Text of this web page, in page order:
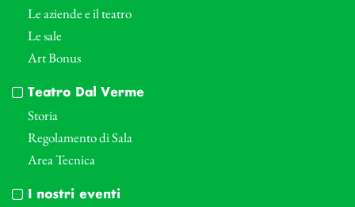
Le aziende e il teatro
Le sale
Art Bonus
Teatro Dal Verme
Storia
Regolamento di Sala
Area Tecnica
I nostri eventi